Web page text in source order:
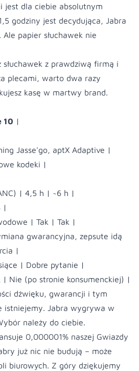
jest dla ciebie absolutnym
godziny jest decydująca, Jabra
papier słuchawek nie
słuchawek z prawdziwą firmą i
plecami, warto dwa razy
kasę w martwy brand.
10 |
Jasse'go, aptX Adaptive |
kodeki |
| 4,5 h | ~6 h |
|
| Tak | Tak |
gwarancyjna, zepsute idą
|
| Dobre pytanie |
| Nie (po stronie konsumenckiej) |
dźwięku, gwarancji i tym
istniejemy. Jabra wygrywa w
należy do ciebie.
0,000001% naszej Gwiazdy
już nic nie budują – może
biurowych. Z góry dziękujemy